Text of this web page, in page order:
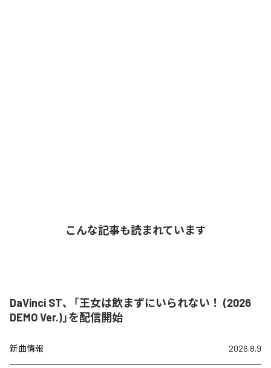
こんな記事も読まれています
DaVinci ST、「王女は飲まずにいられない！ (2026
DEMO Ver.)」を配信開始
新曲情報 2026.8.9